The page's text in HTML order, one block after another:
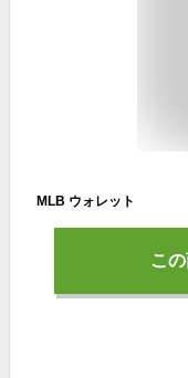
MLB ウォレット
こ